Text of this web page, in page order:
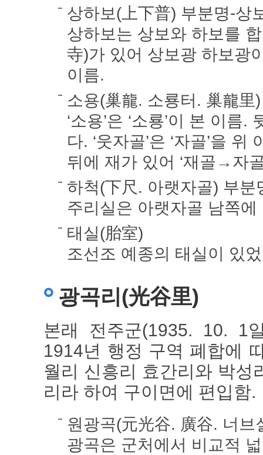
상하보(上下普) 부분명-상
상하보는 상보와 하보를
寺)가 있어 상보광 하보광
이름.
소용(巢龍. 소룡터. 巢龍
‘소용’은 ‘소룡’이 본 이
다. ‘웃자골’은 ‘자골’을
뒤에 재가 있어 ‘재골→자
하척(下尺. 아랫자골) 부
주리실은 아랫자골 남쪽에
태실(胎室)
조선조 예종의 태실이 있
광곡리(光谷里)
본래 전주군(1935. 10. 1
1914년 행정 구역 폐합에
월리 신흥리 효간리와 박성
리라 하여 구이면에 편입함.
원광곡(元光谷. 廣谷. 너
광곡은 군처에서 비교적